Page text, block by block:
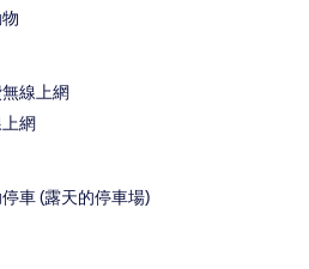
線上網
網
車 (露天的停車場)